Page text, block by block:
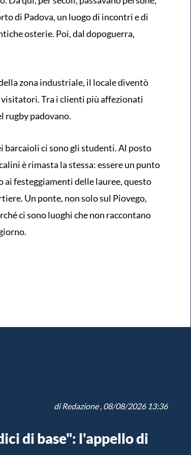
di Padova, un luogo di incontri e di
osterie. Poi, dal dopoguerra,
zona industriale, il locale diventò
Tra i clienti più affezionati
rugby padovano.
barcaioli ci sono gli studenti. Al posto
è rimasta la stessa: essere un punto
festeggiamenti delle lauree, questo
Un ponte, non solo sul Piovego,
ci sono luoghi che non raccontano
diRedazione, 08/08/2026 13:36
di base": l'appello di